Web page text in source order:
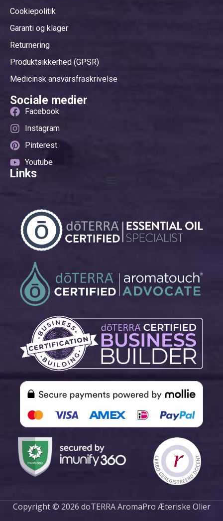
Cookiepolitik
Garanti og klager
Returnering
Produktsikkerhed (GPSR)
Medicinsk ansvarsfraskrivelse
Sociale medier
Facebook
Instagram
Pinterest
Youtube
Links
Copyright © 2026 doTERRA AromaPro Æteriske Olier